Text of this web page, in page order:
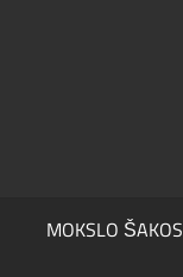
MOKSLO ŠAKOS